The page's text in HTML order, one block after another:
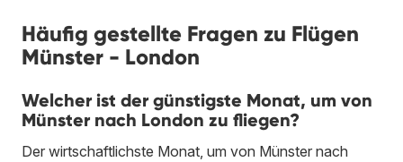
Häufig gestellte Fragen zu Flügen
Münster - London
Welcher ist der günstigste Monat, um von
Münster nach London zu fliegen?
Der wirtschaftlichste Monat, um von Münster nach